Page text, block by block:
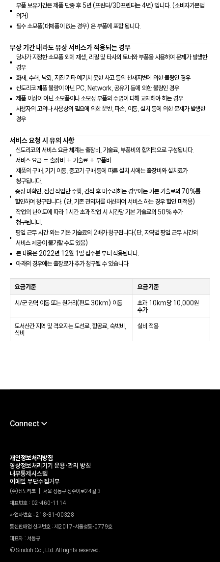
부품 보유기간은 제품 단종 후 5년 (프린터/3D프린터는 4년) 입니다. (소비자기본법
의거)
필수 소모품(대체품이 없는 경우) 은 부품에 포함 됩니다.
무상 기간 내라도 유상 서비스가 적용되는 경우
당사가 지정한 소모품 외에 재생, 리필 및 타사의 토너와 부품을 사용하여 문제가 발생한
경우
화재, 수해, 낙뢰, 지진 기타 예기치 못한 사고 등의 천재지변에 의한 불량인 경우
신도리코 제품 불량이 아닌 PC, Network, 공유기 등에 의한 불량인 경우
제품 이상이 아닌 소모품이나 소모성 부품의 수명이 다해 교체해야 하는 경우
사용자의 고의나 사용상의 필요에 의한 운반, 파손, 이동, 설치 등에 의한 문제가 발생한
경우
서비스 요청 시 유의 사항
신도리코의 서비스 요금 체계는 출장비, 기술료, 부품비의 합계액으로 구성됩니다.
서비스 요금 = 출장비 + 기술료 + 부품비
제품의 구매, 기기 이동, 중고기 구매 등에 따른 설치 시에는 출장비와 설치료가
청구됩니다.
증상 미확인, 점검 작업만 수행, 견적 후 미수리하는 경우에는 기본 기술료의 70%를
할인하여 청구됩니다. (단, 기존 관리처를 대신하여 서비스 하는 경우 할인 미적용)
작업의 난이도에 따라 1시간 초과 작업 시 시간당 기본 기술료의 50% 추가
청구됩니다.
평일 근무 시간 외는 기본 기술료의 2배가 청구됩니다.(단, 지역별 평일 근무 시간외
서비스 제공이 불가할 수도 있음)
본 내용은 2022년 12월 1일 접수분 부터 적용됩니다.
아래의 경우에는 출장료가 추가 청구될 수 있습니다.
요금기준 요금기준
시/군 권역 이동 또는 원거리(편도 30km) 이동
초과 10km당 10,000원
추가
도서산간 지역 및 격오지는 도선료, 항공료, 숙박비,
식비
실비 적용
Connect
서포트센터
타륜
가헌신도재단
신도리코 유튜브
파트너정보센터
개인정보처리방침
영상정보처리기기 운용•관리 방침
내부통제시스템
이메일 무단수집거부
(주)신도리코 | 서울 성동구 성수이로24길 3
대표번호 : 02-460-1114
사업자번호 : 218-81-00328
통신판매업 신고번호 : 제2017-서울성동-0779호
대표자 : 서동규
© Sindoh Co., Ltd. All rights reserved.